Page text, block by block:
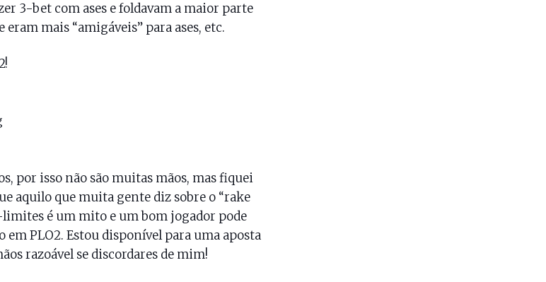
3-bet com ases e foldavam a maior parte
eram mais “amigáveis” para ases, etc.
por isso não são muitas mãos, mas fiquei
aquilo que muita gente diz sobre o “rake
é um mito e um bom jogador pode
em PLO2. Estou disponível para uma aposta
razoável se discordares de mim!